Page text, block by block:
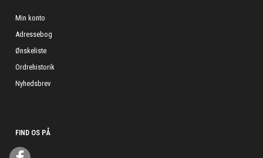
Min konto
Adressebog
Ønskeliste
Ordrehistorik
Nyhedsbrev
FIND OS PÅ